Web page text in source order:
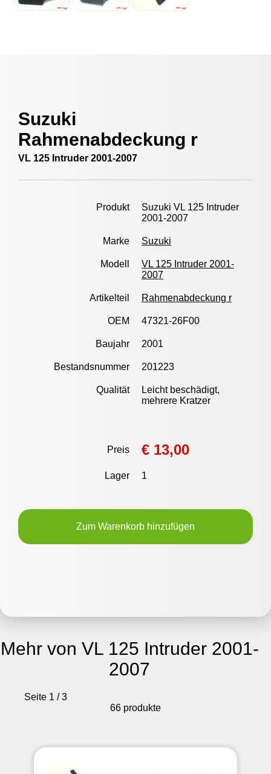
Suzuki
Rahmenabdeckung r
VL 125 Intruder 2001-2007
Produkt
Suzuki VL 125 Intruder
2001-2007
Marke Suzuki
Modell
VL 125 Intruder 2001-
2007
Artikelteil Rahmenabdeckung r
OEM 47321-26F00
Baujahr 2001
Bestandsnummer 201223
Qualität
Leicht beschädigt,
mehrere Kratzer
Preis € 13,00
Lager 1
Zum Warenkorb hinzufügen
Mehr von VL 125 Intruder 2001-
2007
Seite 1 / 3
66 produkte